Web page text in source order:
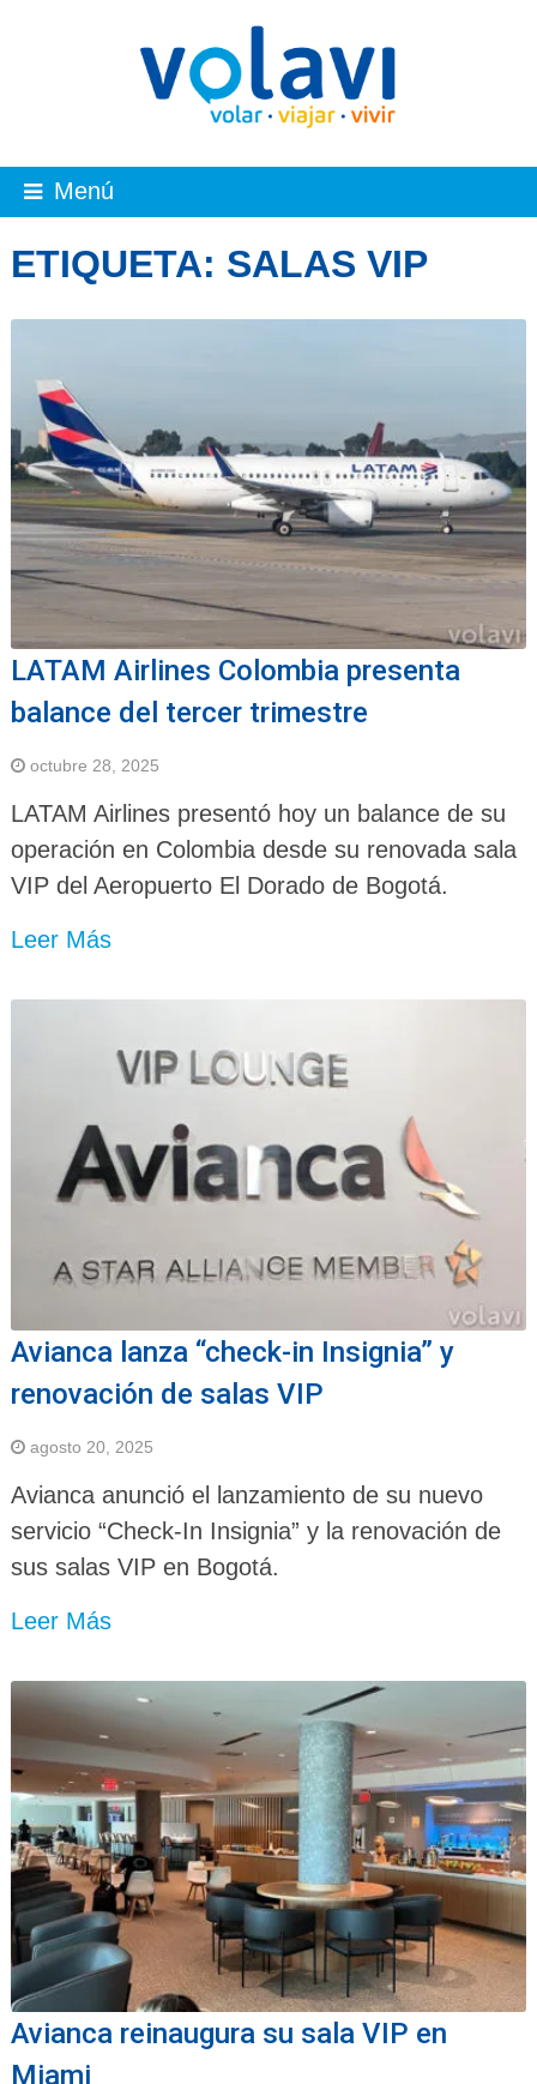
Menú
ETIQUETA: SALAS VIP
LATAM Airlines Colombia presenta
balance del tercer trimestre
octubre 28, 2025
LATAM Airlines presentó hoy un balance de su
operación en Colombia desde su renovada sala
VIP del Aeropuerto El Dorado de Bogotá.
Leer Más
Avianca lanza “check-in Insignia” y
renovación de salas VIP
agosto 20, 2025
Avianca anunció el lanzamiento de su nuevo
servicio “Check-In Insignia” y la renovación de
sus salas VIP en Bogotá.
Leer Más
Avianca reinaugura su sala VIP en
Miami